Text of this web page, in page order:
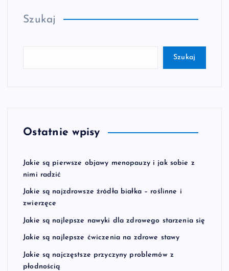
Szukaj
Szukaj
Ostatnie wpisy
Jakie są pierwsze objawy menopauzy i jak sobie z
nimi radzić
Jakie są najzdrowsze źródła białka – roślinne i
zwierzęce
Jakie są najlepsze nawyki dla zdrowego starzenia się
Jakie są najlepsze ćwiczenia na zdrowe stawy
Jakie są najczęstsze przyczyny problemów z
płodnością